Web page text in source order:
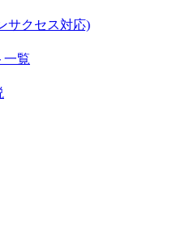
サクセス対応)
一覧